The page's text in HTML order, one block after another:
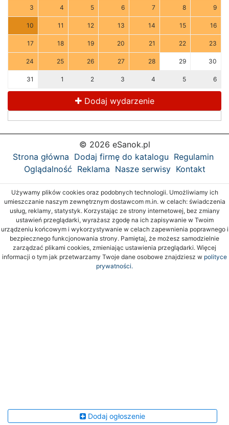
3 4 5 6 7 8 9
10 11 12 13 14 15 16
17 18 19 20 21 22 23
24 25 26 27 28 29 30
31 1 2 3 4 5 6
Dodaj wydarzenie
© 2026 eSanok.pl
Strona główna Dodaj firmę do katalogu Regulamin
Oglądalność Reklama Nasze serwisy Kontakt
Używamy plików cookies oraz podobnych technologii. Umożliwiamy ich
umieszczanie naszym zewnętrznym dostawcom m.in. w celach: świadczenia
usług, reklamy, statystyk. Korzystając ze strony internetowej, bez zmiany
ustawień przeglądarki, wyrażasz zgodę na ich zapisywanie w Twoim
urządzeniu końcowym i wykorzystywanie w celach zapewnienia poprawnego i
bezpiecznego funkcjonowania strony. Pamiętaj, że możesz samodzielnie
zarządzać plikami cookies, zmieniając ustawienia przeglądarki. Więcej
informacji o tym jak przetwarzamy Twoje dane osobowe znajdziesz w polityce
prywatności.
Dodaj ogłoszenie